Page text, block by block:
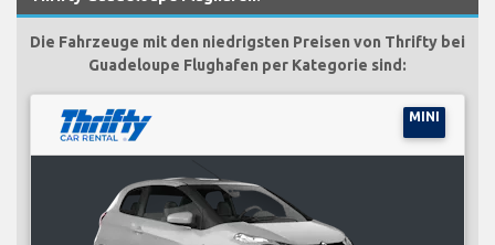
Die Fahrzeuge mit den niedrigsten Preisen von Thrifty bei
Guadeloupe Flughafen per Kategorie sind:
MINI